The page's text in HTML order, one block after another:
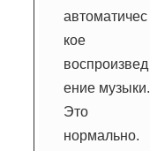
автоматичес
кое
воспроизвед
ение музыки.
Это
нормально.